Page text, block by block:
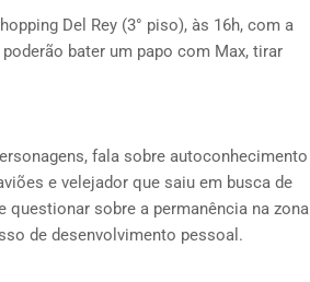
Del Rey (3° piso), às 16h, com a
bater um papo com Max, tirar
fala sobre autoconhecimento
e velejador que saiu em busca de
sobre a permanência na zona
de desenvolvimento pessoal.